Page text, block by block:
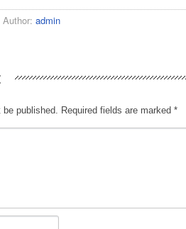
Author: admin
be published. Required fields are marked *